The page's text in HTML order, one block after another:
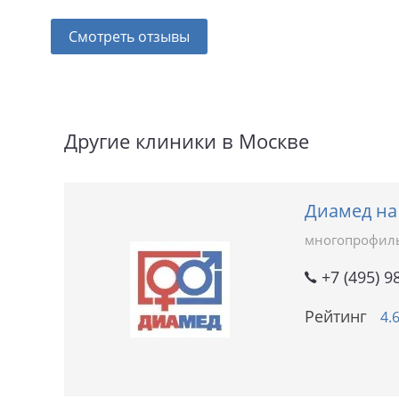
Смотреть отзывы
Другие клиники в Москве
Диамед
+7 (495)
Рейтинг